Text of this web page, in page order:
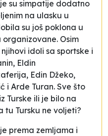
su simpatije dodatno
na ulasku u
su još poklona u
Osim
idoli sa sportske i
Eldin
Edin Džeko,
i Arde Turan. Sve što
Turske ili je bilo na
tu Tursku ne voljeti?
prema zemljama i